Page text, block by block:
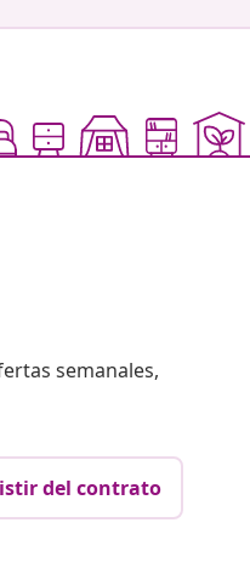
semanales,
del contrato